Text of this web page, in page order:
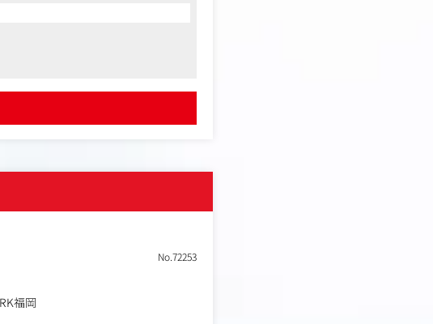
チームビルディング
まで一貫して裁量を持って取り組
あり、またエンジニアリング組織と
No.72253
福岡